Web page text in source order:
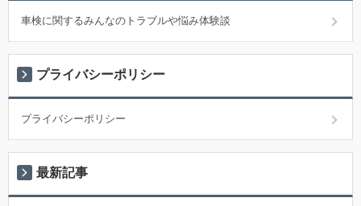
車検に関するみんなのトラブルや悩み体験談
プライバシーポリシー
プライバシーポリシー
最新記事